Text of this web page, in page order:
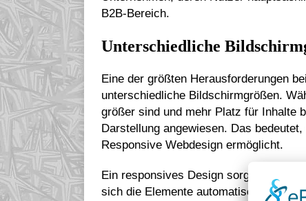
B2B-Bereich.
Unterschiedliche
Eine der größten Herausforderungen
unterschiedliche Bildschirmgrößen.
größer sind und mehr Platz für Inhalte
Darstellung angewiesen. Das
Responsive Webdesign ermöglicht.
Ein responsives Design sorgt dafür,
sich die Elemente automatisch an die